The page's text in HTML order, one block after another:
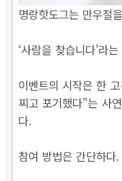
명랑핫도그는 만우절
‘사람을 찾습니다’라
이벤트의 시작은 한
찌고 포기했다”는 사
다.
참여 방법은 간단하